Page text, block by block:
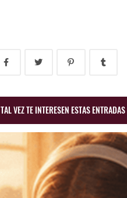
TAL VEZ TE INTERESEN ESTAS ENTRADAS